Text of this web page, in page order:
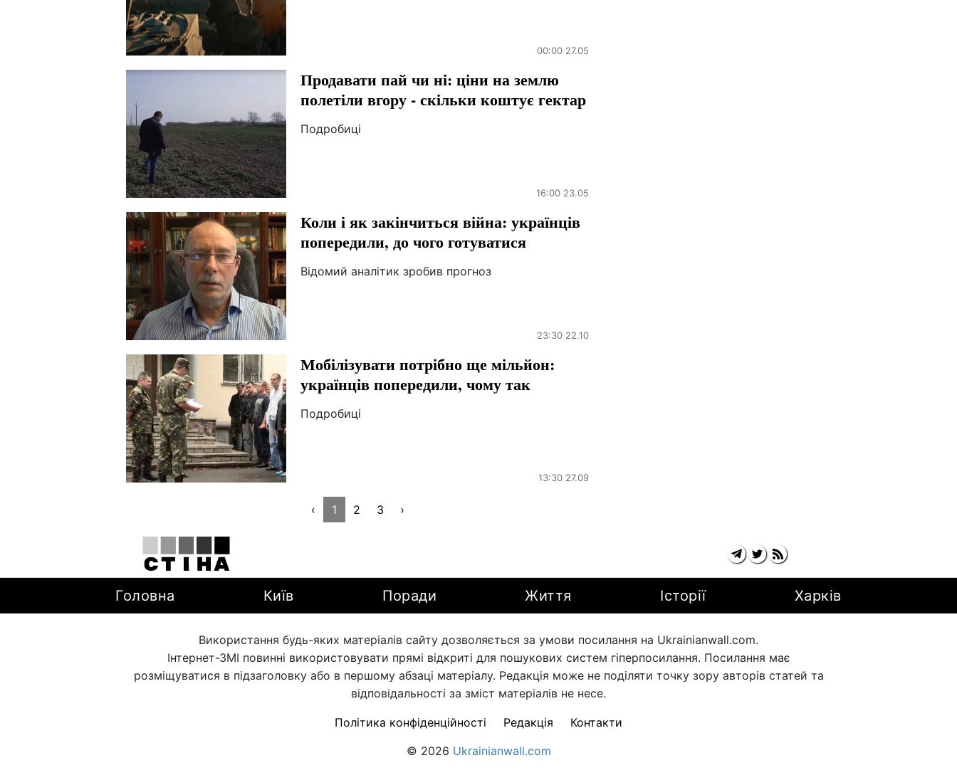
00:00 27.05
Продавати пай чи ні: ціни на землю
полетіли вгору - скільки коштує гектар
Подробиці
16:00 23.05
Коли і як закінчиться війна: українців
попередили, до чого готуватися
Відомий аналітик зробив прогноз
23:30 22.10
Мобілізувати потрібно ще мільйон:
українців попередили, чому так
Подробиці
13:30 27.09
‹ 1 2 3 ›
Головна Київ Поради Життя Історії Харків
Використання будь-яких матеріалів сайту дозволяється за умови посилання на Ukrainianwall.com.
Інтернет-ЗМІ повинні використовувати прямі відкриті для пошукових систем гіперпосилання. Посилання має
розміщуватися в підзаголовку або в першому абзаці матеріалу. Редакція може не поділяти точку зору авторів статей та
відповідальності за зміст матеріалів не несе.
Політика конфіденційності Редакція
Контакти
© 2026 Ukrainianwall.com